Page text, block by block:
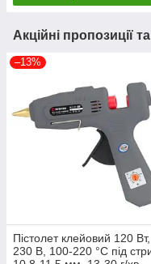
Акційні пропозиції
–13%
Пістолет клейовий 120 Вт,
230 В, 100-220 °C під